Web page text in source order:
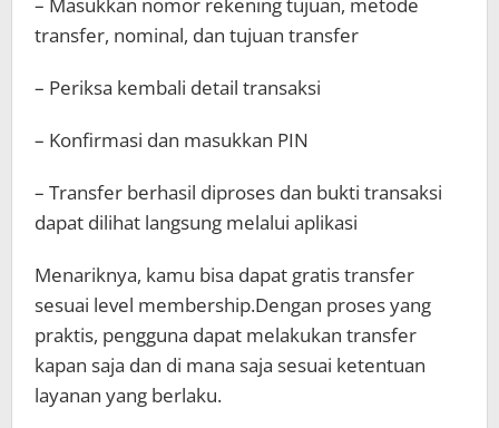
– Masukkan nomor rekening tujuan, metode
transfer, nominal, dan tujuan transfer
– Periksa kembali detail transaksi
– Konfirmasi dan masukkan PIN
– Transfer berhasil diproses dan bukti transaksi
dapat dilihat langsung melalui aplikasi
Menariknya, kamu bisa dapat gratis transfer
sesuai level membership.Dengan proses yang
praktis, pengguna dapat melakukan transfer
kapan saja dan di mana saja sesuai ketentuan
layanan yang berlaku.